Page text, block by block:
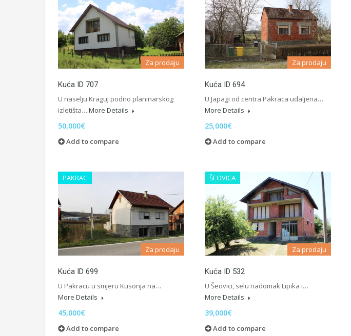
Za prodaju
Kuća ID 707
U naselju Kraguj podno planinarskog
izletišta… More Details
50,000€
Add to compare
Za prodaju
Kuća ID 694
U Japagi od centra Pakraca udaljena…
More Details
25,000€
Add to compare
PAKRAC
Za prodaju
Kuća ID 699
U Pakracu u smjeru Kusonja na…
More Details
45,000€
Add to compare
ŠEOVICA
Za prodaju
Kuća ID 532
U Šeovici, selu nadomak Lipika i…
More Details
39,000€
Add to compare